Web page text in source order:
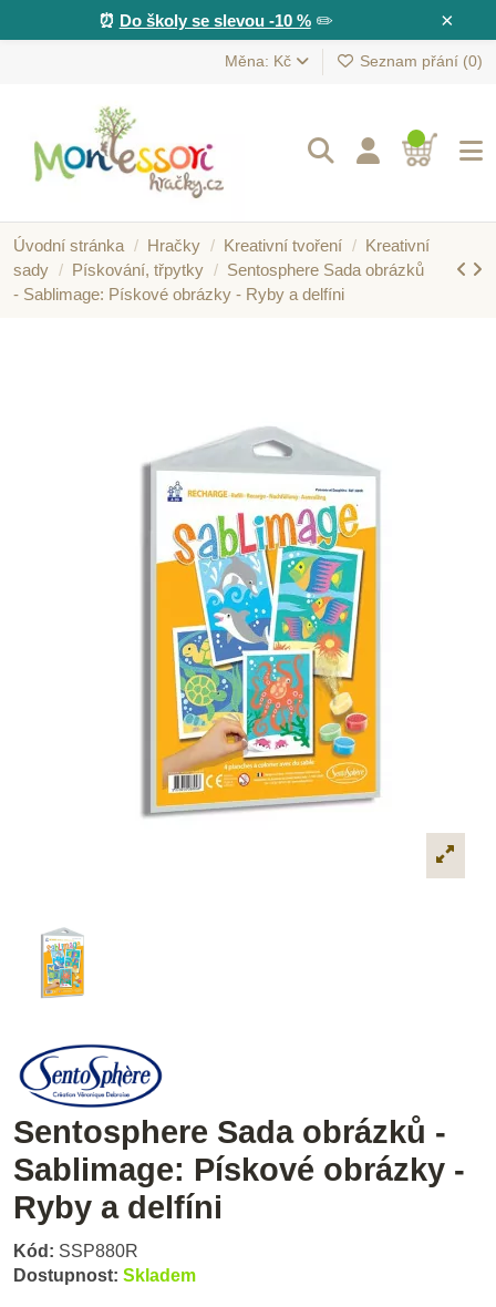
×
⏰ Do školy se slevou -10 %✏️
Měna: Kč Seznam přání (0)
Úvodní stránka Hračky Kreativní tvoření
Kreativní
sady
Pískování, třpytky
Sentosphere Sada obrázků
- Sablimage: Pískové obrázky - Ryby a delfíni
Sentosphere Sada obrázků -
Sablimage: Pískové obrázky -
Ryby a delfíni
Kód: SSP880R
Dostupnost: Skladem